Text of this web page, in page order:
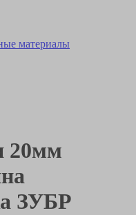
материалы
20мм
ЗУБР